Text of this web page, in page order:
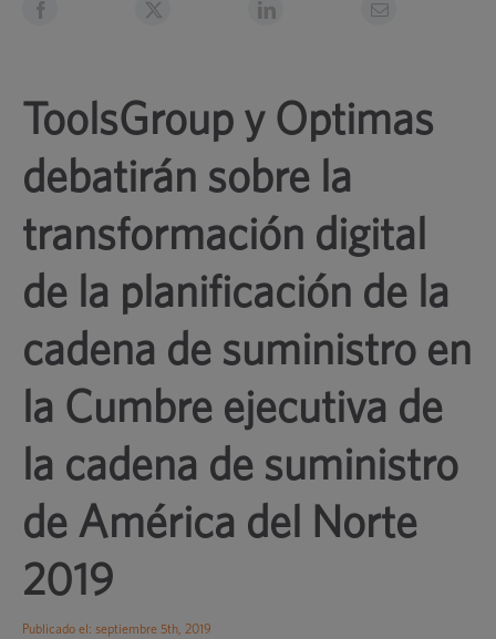
ToolsGroup y Optimas
debatirán sobre la
transformación digital
de la planificación de la
cadena de suministro en
la Cumbre ejecutiva de
la cadena de suministro
de América del Norte
2019
Publicado el: septiembre 5th, 2019